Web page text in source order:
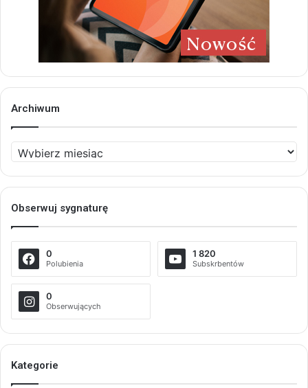
Archiwum
Archiwum
Obserwuj sygnaturę
0
Polubienia
1 820
Subskrbentów
0
Obserwujących
Kategorie